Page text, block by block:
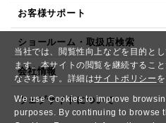
当社では、閲覧性向上などを目的と
ます。本サイトの閲覧を継続するこ
なされます。詳細はサイトポリシー
We use Cookies to improve
purposes. By continuing to browse
お客様サポート
ショールーム・取扱店検索
会社情報
ウェブサイトについて